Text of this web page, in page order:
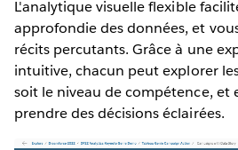
L'analytique visuelle flexible
approfondie des données, et
récits percutants. Grâce à une
intuitive, chacun peut explorer
soit le niveau de compétence, et
prendre des décisions éclairées.